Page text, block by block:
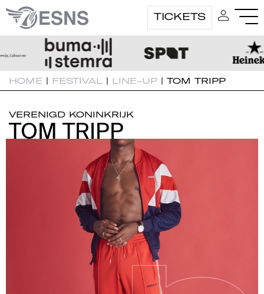
TICKETS
HOME | FESTIVAL | LINE-UP | TOM TRIPP
VERENIGD KONINKRIJK
TOM TRIPP
TOM TRIPP